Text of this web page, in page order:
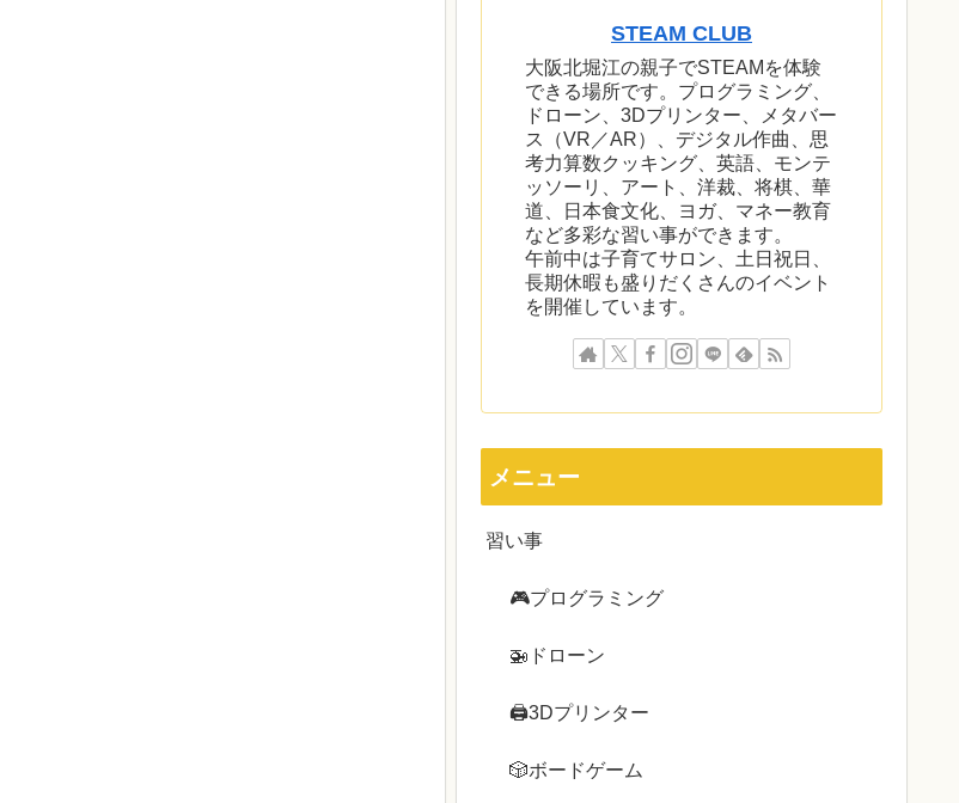
STEAM CLUB
大阪北堀江の親子でSTEAMを体験
できる場所です。プログラミング、
ドローン、3Dプリンター、メタバー
ス（VR／AR）、デジタル作曲、思
考力算数クッキング、英語、モンテ
ッソーリ、アート、洋裁、将棋、華
道、日本食文化、ヨガ、マネー教育
など多彩な習い事ができます。
午前中は子育てサロン、土日祝日、
長期休暇も盛りだくさんのイベント
を開催しています。
メニュー
習い事
🎮プログラミング
🚁ドローン
🖨3Dプリンター
🎲ボードゲーム